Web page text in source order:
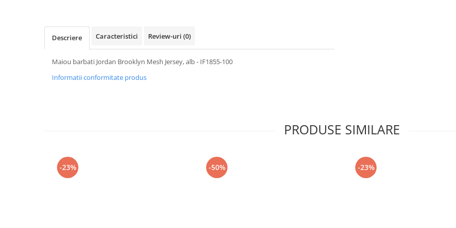
Descriere Caracteristici Review-uri (0)
Maiou barbati Jordan Brooklyn Mesh Jersey, alb - IF1855-100
Informatii conformitate produs
PRODUSE SIMILARE
-23% -50% -23%